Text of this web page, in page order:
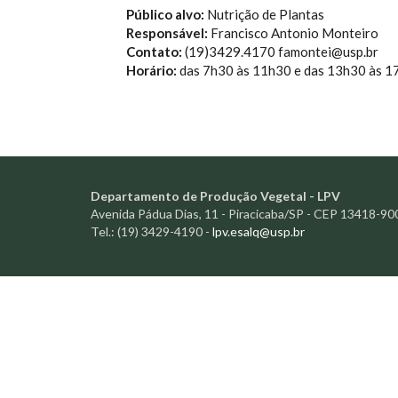
Público alvo: Nutrição de Plantas
Responsável: Francisco Antonio Monteiro
Contato: (19)3429.4170 famontei@usp.br
Horário: das 7h30 às 11h30 e das 13h30 às
Departamento de Produção Vegetal - LPV
Avenida Pádua Dias, 11 - Piracicaba/SP - CEP 13418-
Tel.: (19) 3429-4190 - lpv.esalq@usp.br